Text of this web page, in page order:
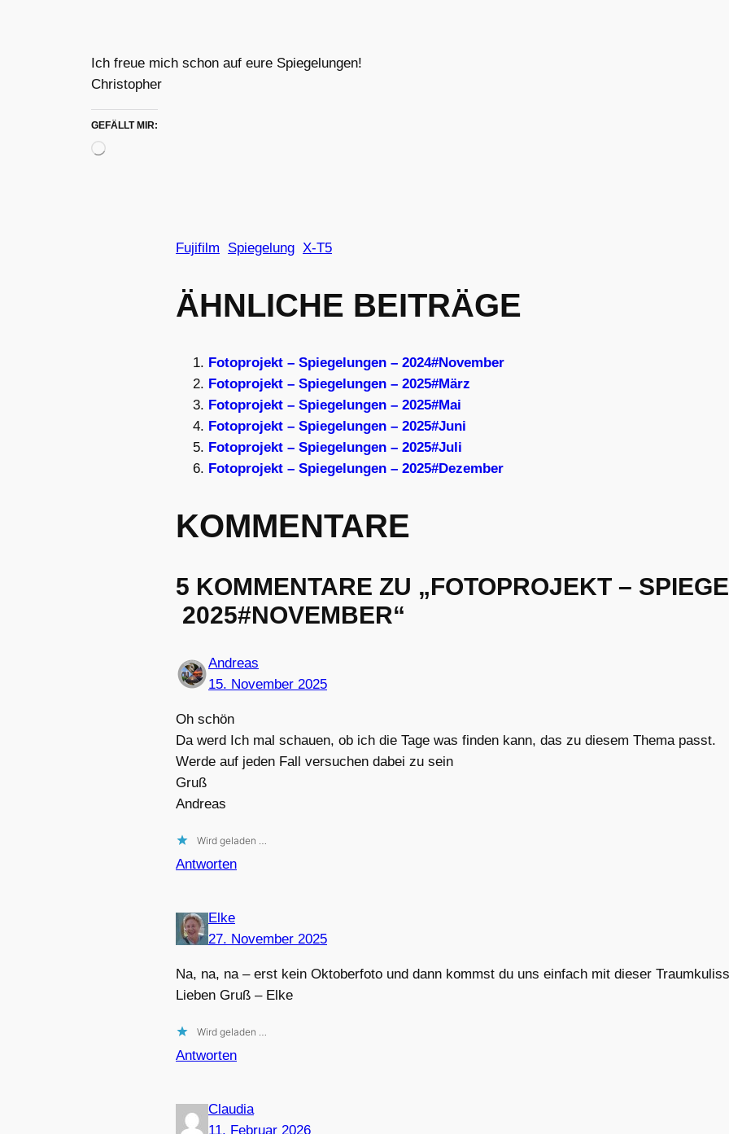
Ich freue mich schon auf eure Spiegelungen!
Christopher
GEFÄLLT MIR:
Wird
Fujifilm Spiegelung X-T5
ÄHNLICHE BEITRÄGE
Fotoprojekt – Spiegelungen – 2024#November
Fotoprojekt – Spiegelungen – 2025#März
Fotoprojekt – Spiegelungen – 2025#Mai
Fotoprojekt – Spiegelungen – 2025#Juni
Fotoprojekt – Spiegelungen – 2025#Juli
Fotoprojekt – Spiegelungen – 2025#Dezember
KOMMENTARE
5 KOMMENTARE ZU „FOTOPROJEKT –
2025#NOVEMBER“
Andreas
15. November 2025
Oh schön
Da werd Ich mal schauen, ob ich die Tage was finden kann, das zu diesem Thema passt.
Werde auf jeden Fall versuchen dabei zu sein
Gruß
Andreas
Wird geladen …
Antworten
Elke
27. November 2025
Na, na, na – erst kein Oktoberfoto und dann kommst du uns einfach mit dieser
Lieben Gruß – Elke
Wird geladen …
Antworten
Claudia
11. Februar 2026